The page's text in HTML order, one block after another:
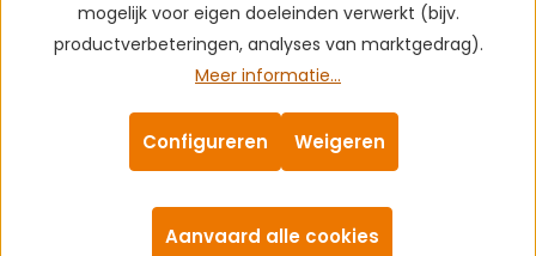
mogelijk voor eigen doeleinden verwerkt (bijv.
productverbeteringen, analyses van marktgedrag).
Meer informatie...
Weigeren
Configureren
Aanvaard alle cookies